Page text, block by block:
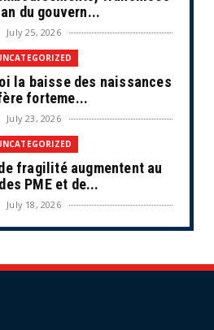
du gouvern...
July 25, 2026
la baisse des naissances
forteme...
July 23, 2026
fragilité augmentent au
PME et de...
July 18, 2026
ECONOMIE
pression syn...